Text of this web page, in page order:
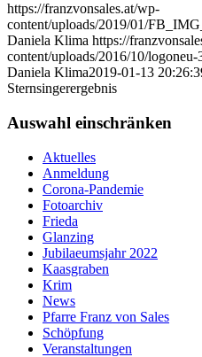
https://franzvonsales.at/wp-
content/uploads/2019/01/
Daniela Klima https://
content/uploads/2016/10/
Daniela Klima2019-01-13
Sternsingerergebnis
Auswahl einschränken
Aktuelles
Anmeldung
Corona-Pandemie
Fotoarchiv
Frieda
Glanzing
Jubilaeumsjahr 2022
Kaasgraben
Krim
News
Pfarre Franz von Sales
Schöpfung
Veranstaltungen